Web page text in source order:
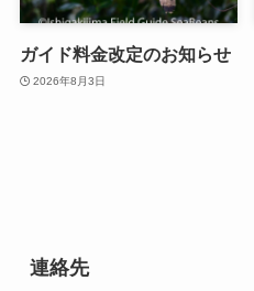
ガイド料金改定のお知らせ
2026年8月3日
連絡先